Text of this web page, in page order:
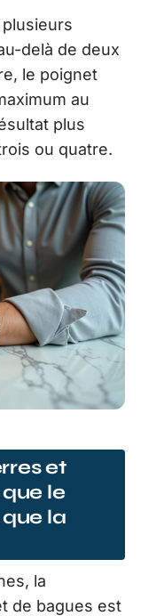
delà de deux
le poignet
au
plus
ou quatre.
et
le
la
la
de bagues est